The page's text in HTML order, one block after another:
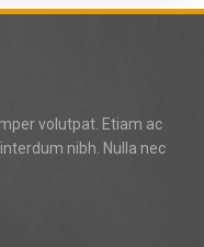
volutpat. Etiam ac
nibh. Nulla nec